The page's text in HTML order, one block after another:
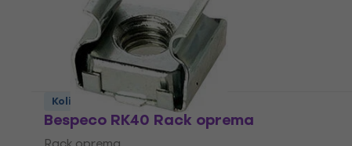
Bespeco RK40 Rack oprema
Količinski popust